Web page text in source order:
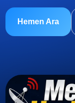
Hemen Ara